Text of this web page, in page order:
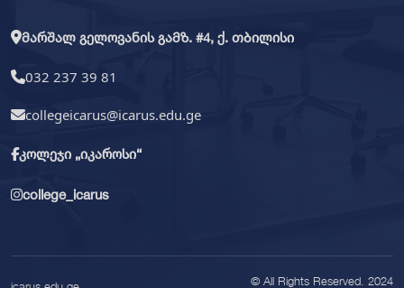
მარშალ გელოვანის გამზ. #4, ქ. თბილისი
032 237 39 81
collegeicarus@icarus.edu.ge
კოლეჯი „იკაროსი“
college_icarus
© All Rights Reserved. 2024